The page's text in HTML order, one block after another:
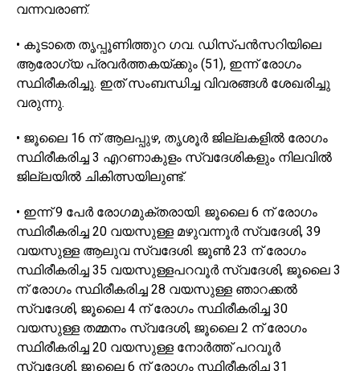
വന്നവരാണ്.
• കൂടാതെ തൃപ്പൂണിത്തുറ ഗവ. ഡിസ്പൻസറിയിലെ
ആരോഗ്യ പ്രവർത്തകയ്ക്കും (51), ഇന്ന് രോഗം
സ്ഥിരീകരിച്ചു. ഇത് സംബന്ധിച്ച വിവരങ്ങൾ ശേഖരിച്ചു
വരുന്നു.
• ജൂലൈ 16 ന് ആലപ്പുഴ, തൃശൂർ ജില്ലകളിൽ രോഗം
സ്ഥിരീകരിച്ച 3 എറണാകുളം സ്വദേശികളും നിലവിൽ
ജില്ലയിൽ ചികിത്സയിലുണ്ട്.
• ഇന്ന് 9 പേർ രോഗമുക്തരായി. ജൂലൈ 6 ന് രോഗം
സ്ഥിരീകരിച്ച 20 വയസുള്ള മഴുവന്നൂർ സ്വദേശി, 39
വയസുള്ള ആലുവ സ്വദേശി. ജൂൺ 23 ന് രോഗം
സ്ഥിരീകരിച്ച 35 വയസുള്ളപറവൂർ സ്വദേശി, ജൂലൈ 3
ന് രോഗം സ്ഥിരീകരിച്ച 28 വയസുള്ള ഞാറക്കൽ
സ്വദേശി, ജൂലൈ 4 ന് രോഗം സ്ഥിരീകരിച്ച 30
വയസുള്ള തമ്മനം സ്വദേശി, ജൂലൈ 2 ന് രോഗം
സ്ഥിരീകരിച്ച 20 വയസുള്ള നോർത്ത് പറവൂർ
സ്വദേശി, ജൂലൈ 6 ന് രോഗം സ്ഥിരീകരിച്ച 31